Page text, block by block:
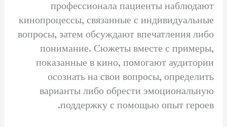
профессионала пациенты наблюдают
кинопроцессы, связанные с индивидуальные
вопросы, затем обсуждают впечатления либо
понимание. Сюжеты вместе с примеры,
показанные в кино, помогают аудитории
осознать на свои вопросы, определить
варианты либо обрести эмоциональную
поддержку с помощью опыт героев.